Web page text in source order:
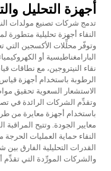
أجهزة التحليل
تدمج شركات تصنيع مولدات
النقاء أجهزة تحليلية
وتوفّر محلِّلات الأكسجين التي
البارامغناطيسية أو
نقاء النيتروجين، مع
الرطوبة باستخدام أجهزة
الاستشعار السعوية تحقيق
وتقدِّم الشركات الرائدة في
باستخدام أجهزة معايرة من
معايير الجودة. وتتيح
النقاء حماية العمليات
القدرات التحليلية الفارق
والشركات المورِّدة التي تقدِّم